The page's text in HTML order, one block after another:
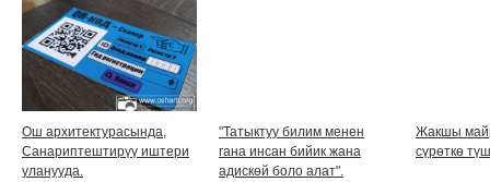
Ош архитектурасында,
Санариптештирүү иштери
уланууда.
"Татыктуу билим менен
гана инсан бийик жана
адискөй боло алат".
Жакшы
сүрөткө